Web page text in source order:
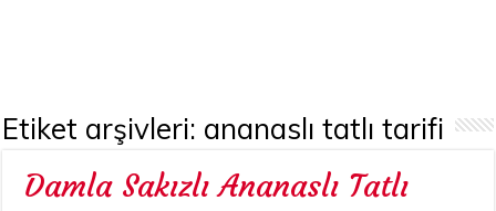
Etiket arşivleri: ananaslı tatlı tarifi
Damla Sakızlı Ananaslı Tatlı